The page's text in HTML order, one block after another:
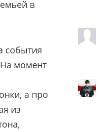
в
события
момент
а про
из